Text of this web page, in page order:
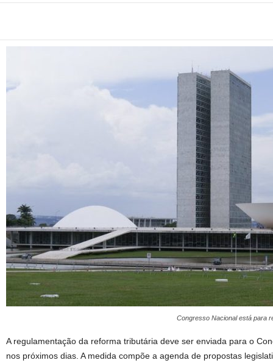
Congresso Nacional está para
A regulamentação da reforma tributária deve ser enviada para o
nos próximos dias. A medida compõe a agenda de propostas